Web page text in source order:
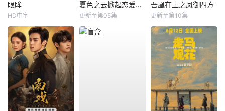
眼眸
HD中字
夏色之云掀起恋爱与风暴
更新至第05集
吾凰在上之凤御四方
更新至第10集